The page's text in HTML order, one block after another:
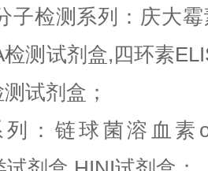
子检测系列：庆大
测试剂盒,四环素
试剂盒；
：链球菌溶血素